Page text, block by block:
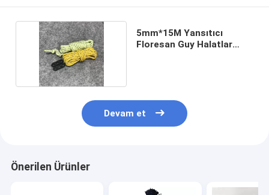
5mm*15M Yansıtıcı
Floresan Guy Halatlar
Devam et
Önerilen Ürünler